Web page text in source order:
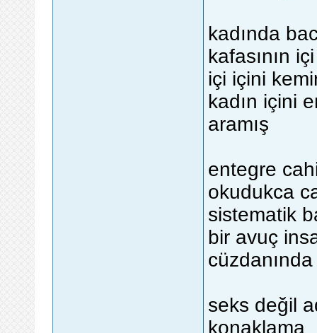
kadında
kafasının
içi içini
kadın içini
aramış
entegre
okudukca
sistematik
bir avuç
cüzdanında
seks değil
konaklama